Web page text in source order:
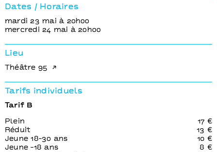
Dates / Horaires
mardi 23 mai à 20h00
mercredi 24 mai à 20h00
Lieu
Théâtre 95
Tarifs individuels
Tarif B
Plein
17 €
Réduit
13 €
Jeune 18-30 ans
10 €
Jeune -18 ans
8 €